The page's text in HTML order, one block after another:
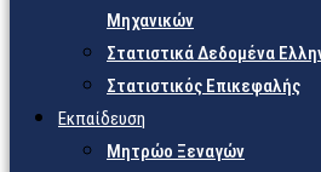
Μηχανικών
Στατιστικά Δεδομένα
Στατιστικός Επικεφαλής
Εκπαίδευση
Μητρώο Ξεναγών